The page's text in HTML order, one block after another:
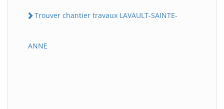
Trouver chantier travaux LAVAULT-SAINTE-
ANNE